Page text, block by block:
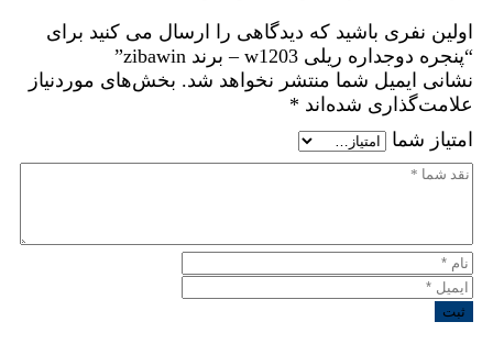
اولین نفری باشید که دیدگاهی را ارسال می کنید برای
“پنجره دوجداره ریلی w1203 – برند zibawin”
نشانی ایمیل شما منتشر نخواهد شد. بخش‌های موردنیاز
علامت‌گذاری شده‌اند *
امتیاز شما